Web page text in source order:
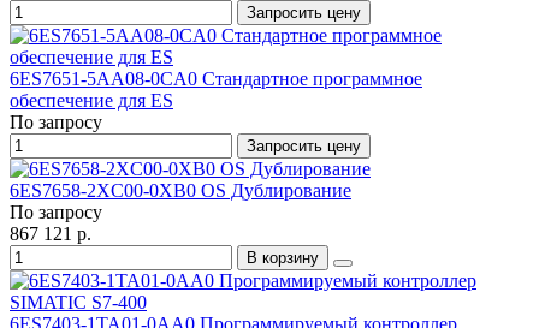
Запросить цену
6ES7651-5AA08-0CA0 Стандартное программное
обеспечение для ES
По запросу
Запросить цену
6ES7658-2XC00-0XB0 OS Дублирование
По запросу
867 121 р.
В корзину
6ES7403-1TA01-0AA0 Программируемый контроллер